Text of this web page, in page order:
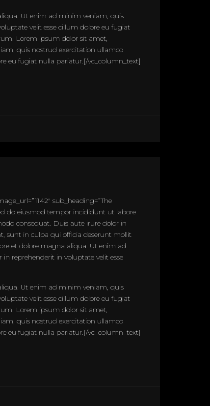
Ut enim ad minim veniam, quis
velit esse cillum dolore eu fugiat
Lorem ipsum dolor sit amet,
quis nostrud exercitation ullamco
eu fugiat nulla pariatur.[/vc_column_text]
sub_heading=”The
do eiusmod tempor incididunt ut labore
consequat. Duis aute irure dolor in
sunt in culpa qui officia deserunt mollit
et dolore magna aliqua. Ut enim ad
reprehenderit in voluptate velit esse
Ut enim ad minim veniam, quis
velit esse cillum dolore eu fugiat
Lorem ipsum dolor sit amet,
quis nostrud exercitation ullamco
eu fugiat nulla pariatur.[/vc_column_text]